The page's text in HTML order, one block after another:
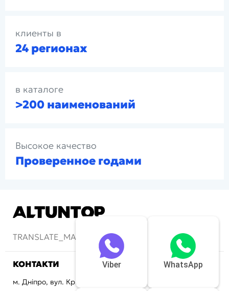
клиенты в
24 регионах
в каталоге
>200 наименований
Высокое качество
Проверенное годами
TRANSLATE_MAIN-LOGOFOOTERMOTTO
КОНТАКТИ
м. Дніпро, вул. Криворізька, 72
WhatsApp
Viber